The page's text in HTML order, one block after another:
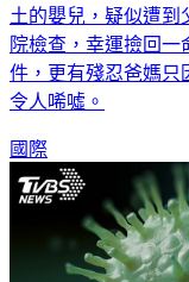
土的嬰兒，疑似遭到
院檢查，幸運撿回
件，更有殘忍爸媽只
令人唏噓。
國際